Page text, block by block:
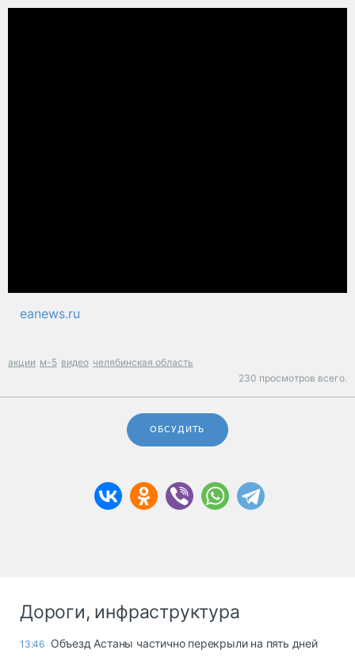
eanews.ru
акции м-5 видео челябинская область
230 просмотров всего.
ОБСУДИТЬ
Дороги, инфраструктура
13:46 Объезд Астаны частично перекрыли на пять дней